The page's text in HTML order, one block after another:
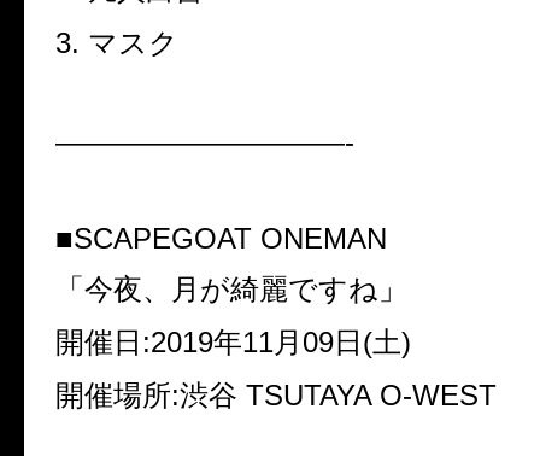
3. マスク
——————————-
■SCAPEGOAT ONEMAN
「今夜、月が綺麗ですね」
開催日:2019年11月09日(土)
開催場所:渋谷 TSUTAYA O-WEST